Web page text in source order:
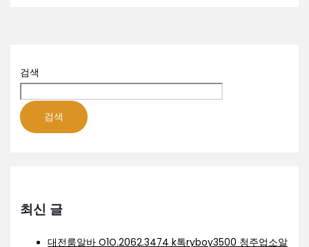
검색
검색
최신 글
대전룸알바 O1O.2062.3474 k톡ryboy3500 청주업소알